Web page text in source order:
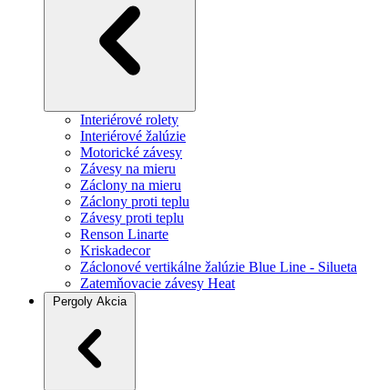
Interiérové rolety
Interiérové žalúzie
Motorické závesy
Závesy na mieru
Záclony na mieru
Záclony proti teplu
Závesy proti teplu
Renson Linarte
Kriskadecor
Záclonové vertikálne žalúzie Blue Line - Silueta
Zatemňovacie závesy Heat
Pergoly Akcia